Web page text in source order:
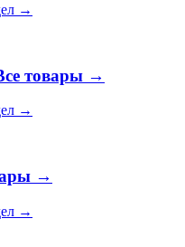
→
товары →
→
→
→